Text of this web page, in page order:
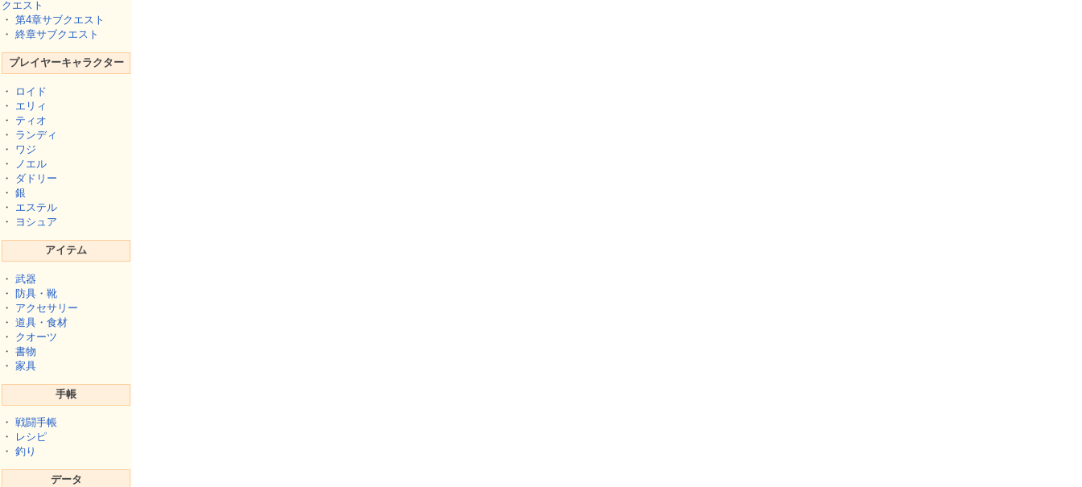
クエスト
・ 第4章サブクエスト
・ 終章サブクエスト
プレイヤーキャラクター
・
ロイド
・ エリィ
・ ティオ
・ ランディ
・ ワジ
・
ノエル
・ ダドリー
・ 銀
・ エステル
・
ヨシュア
アイテム
・ 武器
・ 防具・靴
・ アクセサリー
・ 道具・食材
・ クオーツ
・ 書物
・ 家具
手帳
・ 戦闘手帳
・
レシピ
・ 釣り
データ